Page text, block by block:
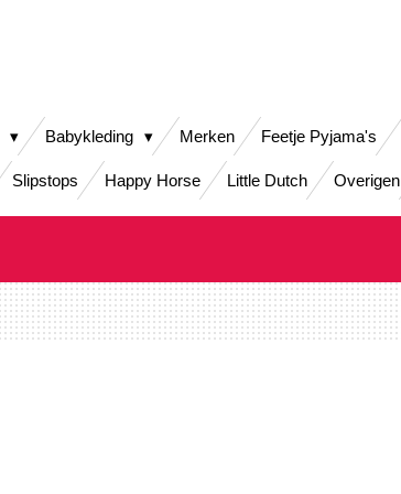
Babykleding Merken Feetje Pyjama's
Slipstops Happy Horse Little Dutch Overigen